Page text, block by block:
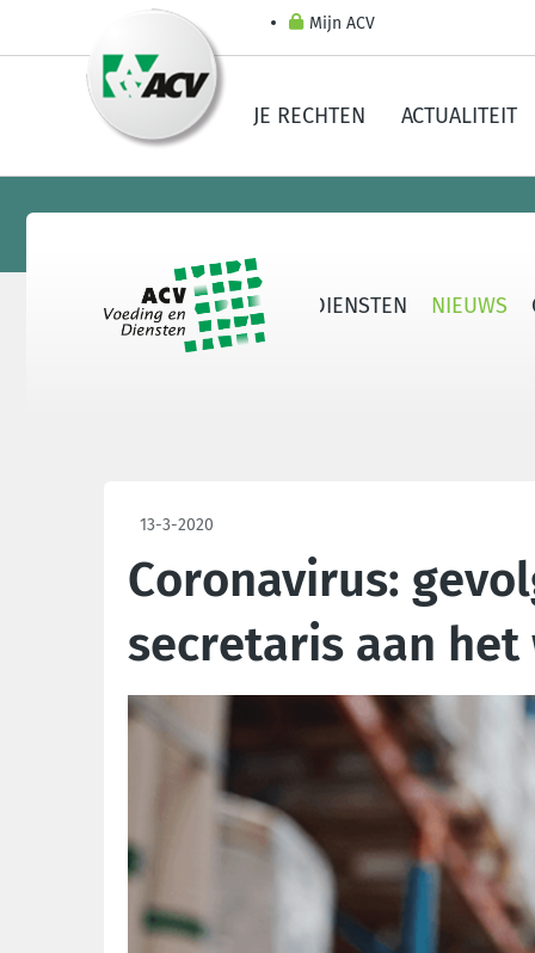
Mijn ACV
JE RECHTEN ACTUALITEIT
OVER ACV VOEDING EN DIENSTEN NIEUWS
13-3-2020
Coronavirus:
secretaris aan het